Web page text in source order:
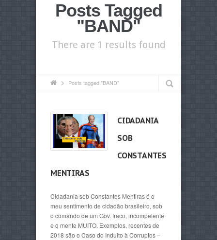
Posts Tagged
"BAND"
There are 1 results found
Posts tagged "BAND"
CIDADANIA
SOB
CONSTANTES
MENTIRAS
Cidadania sob Constantes Mentiras é o
meu sentimento de cidadão brasileiro, sob
o comando de um Gov. fraco, incompetente
e q mente MUITO. Exemplos, recentes de
2018 são o Caso do Indulto à Corruptos –